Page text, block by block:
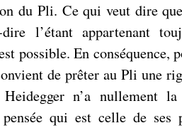
du Pli. Ce qui veut dire
dire l’étant appartenant
possible. En conséquence,
de prêter au Pli une
n’a nullement
qui est celle de ses